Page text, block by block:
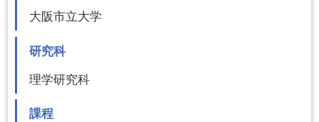
大阪市立大学
研究科
理学研究科
課程